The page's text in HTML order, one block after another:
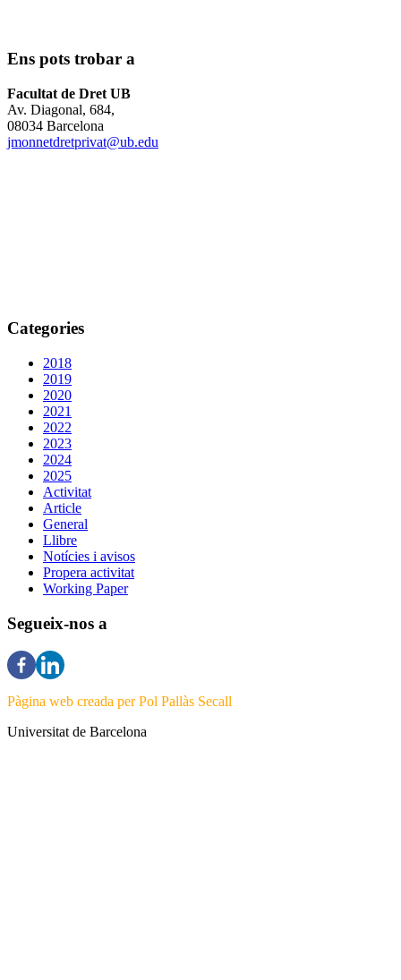
Ens pots trobar a
Facultat de Dret UB
Av. Diagonal, 684,
08034 Barcelona
jmonnetdretprivat@ub.edu
Categories
2018
2019
2020
2021
2022
2023
2024
2025
Activitat
Article
General
Llibre
Notícies i avisos
Propera activitat
Working Paper
Segueix-nos a
Pàgina web creada per Pol Pallàs Secall
Universitat de Barcelona